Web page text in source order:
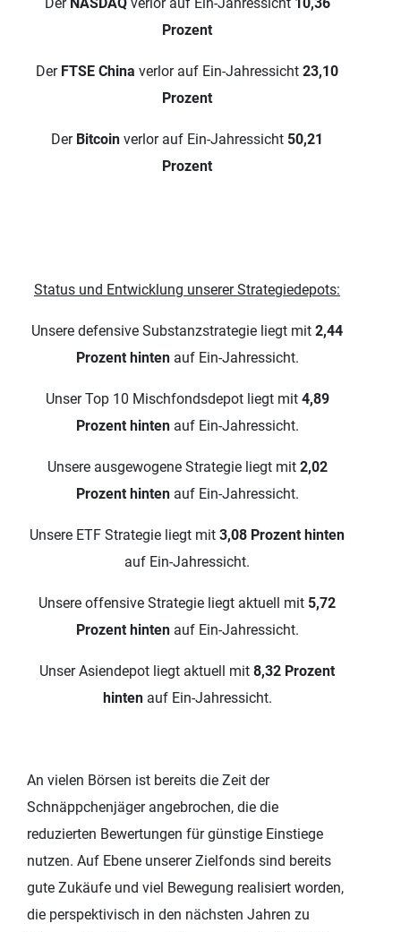
Prozent
Der FTSE China verlor auf Ein-Jahressicht 23,10
Prozent
Der Bitcoin verlor auf Ein-Jahressicht 50,21
Prozent
Status und Entwicklung unserer Strategiedepots:
Unsere defensive Substanzstrategie liegt mit 2,44
Prozent hintenauf Ein-Jahressicht.
Unser Top 10 Mischfondsdepot liegt mit 4,89
Prozent hintenauf Ein-Jahressicht.
Unsere ausgewogene Strategie liegt mit 2,02
Prozent hintenauf Ein-Jahressicht.
Unsere ETF Strategie liegt mit 3,08 Prozent hinten
auf Ein-Jahressicht.
Unsere offensive Strategie liegt aktuell mit 5,72
Prozent hintenauf Ein-Jahressicht.
Unser Asiendepot liegt aktuell mit 8,32 Prozent
hintenauf Ein-Jahressicht.
An vielen Börsen ist bereits die Zeit der
Schnäppchenjäger angebrochen, die die
reduzierten Bewertungen für günstige Einstiege
nutzen. Auf Ebene unserer Zielfonds sind bereits
gute Zukäufe und viel Bewegung realisiert worden,
die perspektivisch in den nächsten Jahren zu